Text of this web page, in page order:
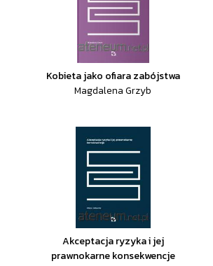
Kobieta jako ofiara zabójstwa
Magdalena Grzyb
Akceptacja ryzyka i jej
prawnokarne konsekwencje